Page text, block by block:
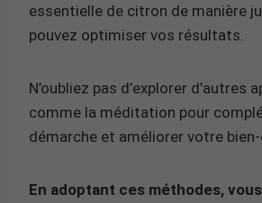
essentielle de citron de manière
pouvez optimiser vos résultats.
N’oubliez pas d’explorer d’autres
comme la méditation pour
démarche et améliorer votre bien-
En adoptant ces méthodes,